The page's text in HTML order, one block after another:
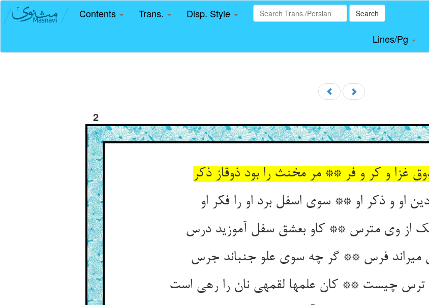
Contents Trans. Disp. Style Search
Lines/Pg
2
غزا و کر و فر ** مر مخنث را بود ذوق‏از ذکر
او و ذکر او ** سوی اسفل برد او را فکر او
از وی مترس ** کاو بعشق سفل آموزید درس‏
می‏راند فرس ** گر چه سوی علو جنباند جرس‏
ترس چیست ** کان علمها لقمه‏ی نان را رهی است‏